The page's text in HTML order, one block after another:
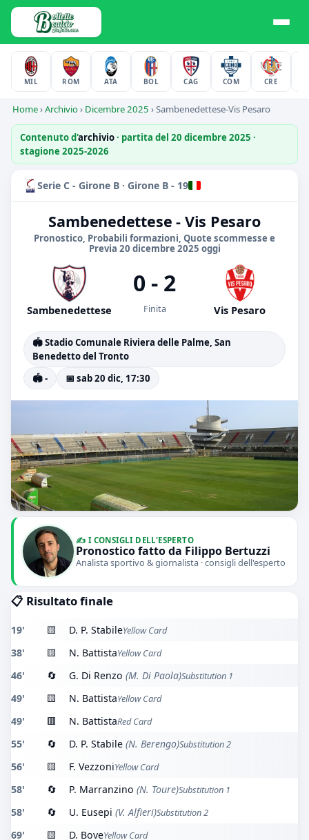
MIL ROM ATA BOL CAG COM CRE
Home›Archivio› Dicembre 2025 ›Sambenedettese-Vis Pesaro
Contenuto d'archivio· partita del 20 dicembre 2025 ·
stagione 2025-2026
Serie C - Girone B · Girone B - 19
Sambenedettese - Vis Pesaro
Pronostico, Probabili formazioni, Quote scommesse e
Previa 20 dicembre 2025 oggi
Sambenedettese
0 - 2
Finita Vis Pesaro
🏟️ Stadio Comunale Riviera delle Palme, San
Benedetto del Tronto
🏟️ -
📅 sab 20 dic, 17:30
✍️ I CONSIGLI DELL'ESPERTO
Pronostico fatto da Filippo Bertuzzi
Analista sportivo & giornalista · consigli dell'esperto
📋 Risultato finale
19' 🟨 D. P. StabileYellow Card
38' 🟨 N. BattistaYellow Card
46' 🔄 G. Di Renzo (M. Di Paola)Substitution 1
49' 🟨 N. BattistaYellow Card
49' 🟥 N. BattistaRed Card
55' 🔄 D. P. Stabile (N. Berengo)Substitution 2
56' 🟨 F. VezzoniYellow Card
58' 🔄 P. Marranzino (N. Toure)Substitution 1
58' 🔄 U. Eusepi (V. Alfieri)Substitution 2
69' 🟨 D. BoveYellow Card